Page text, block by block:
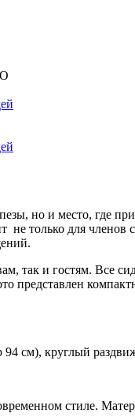
но и место, где
не только для
так и гостям. Все
представлен
см), круглый
стиле.